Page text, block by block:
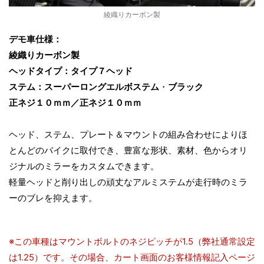
綾織りカーボン製
デモ車仕様：
綾織りカーボン製
ヘッドタイプ：タイプ７ヘッド
ステム：スーパーロングエルボステム ・ ブラック
正ネジ１０ｍｍ／正ネジ１０ｍｍ
ヘッド、ステム、プレート＆マウントの組み合わせによりほ
とんどのバイクに取付でき、豊富な形状、素材、色からオリ
ジナルのミラーをカスタムできます。
軽量ヘッドと削り出しの頑丈なアルミステムが走行時のミラ
ーのブレを抑えます。
※この車種はマウントボルトのネジピッチが1.5（弊社通常設定
は1.25）です。その場合、カート画面のお客様情報記入ページ